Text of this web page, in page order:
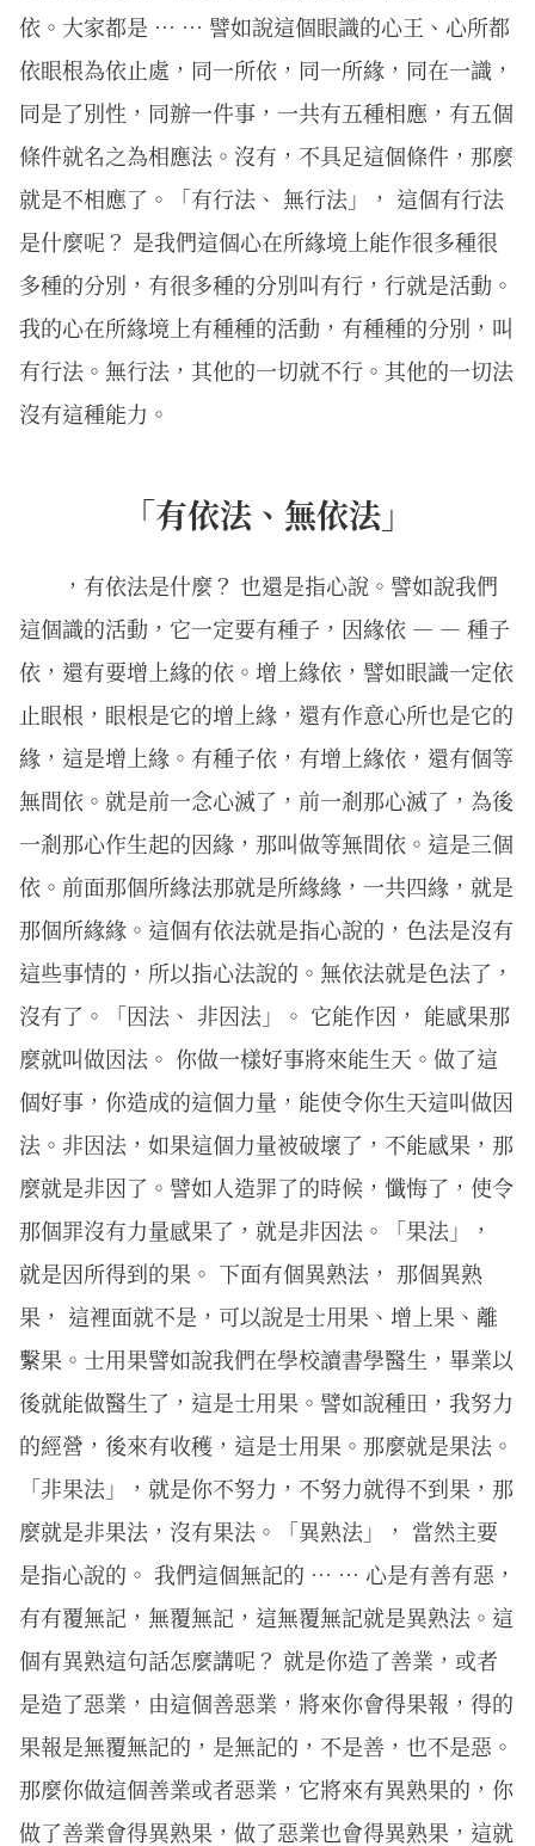
依。大家都是 … … 譬如說這個眼識的心王、心所都
依眼根為依止處，同一所依，同一所緣，同在一識，
同是了別性，同辦一件事，一共有五種相應，有五個
條件就名之為相應法。沒有，不具足這個條件，那麼
就是不相應了。「有行法、 無行法」， 這個有行法
是什麼呢？ 是我們這個心在所緣境上能作很多種很
多種的分別，有很多種的分別叫有行，行就是活動。
我的心在所緣境上有種種的活動，有種種的分別，叫
有行法。無行法，其他的一切就不行。其他的一切法
沒有這種能力。
「有依法、無依法」
，有依法是什麼？ 也還是指心說。譬如說我們
這個識的活動，它一定要有種子，因緣依 — — 種子
依，還有要增上緣的依。增上緣依，譬如眼識一定依
止眼根，眼根是它的增上緣，還有作意心所也是它的
緣，這是增上緣。有種子依，有增上緣依，還有個等
無間依。就是前一念心滅了，前一剎那心滅了，為後
一剎那心作生起的因緣，那叫做等無間依。這是三個
依。前面那個所緣法那就是所緣緣，一共四緣，就是
那個所緣緣。這個有依法就是指心說的，色法是沒有
這些事情的，所以指心法說的。無依法就是色法了，
沒有了。「因法、 非因法」。 它能作因， 能感果那
麼就叫做因法。 你做一樣好事將來能生天。做了這
個好事，你造成的這個力量，能使令你生天這叫做因
法。非因法，如果這個力量被破壞了，不能感果，那
麼就是非因了。譬如人造罪了的時候，懺悔了，使令
那個罪沒有力量感果了，就是非因法。「果法」，
就是因所得到的果。 下面有個異熟法， 那個異熟
果， 這裡面就不是，可以說是士用果、增上果、離
繫果。士用果譬如說我們在學校讀書學醫生，畢業以
後就能做醫生了，這是士用果。譬如說種田，我努力
的經營，後來有收穫，這是士用果。那麼就是果法。
「非果法」，就是你不努力，不努力就得不到果，那
麼就是非果法，沒有果法。「異熟法」， 當然主要
是指心說的。 我們這個無記的 … … 心是有善有惡，
有有覆無記，無覆無記，這無覆無記就是異熟法。這
個有異熟這句話怎麼講呢？ 就是你造了善業，或者
是造了惡業，由這個善惡業，將來你會得果報，得的
果報是無覆無記的，是無記的，不是善，也不是惡。
那麼你做這個善業或者惡業，它將來有異熟果的，你
做了善業會得異熟果，做了惡業也會得異熟果，這就